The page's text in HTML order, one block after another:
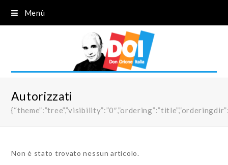
Menù
Autorizzati
Non è stato trovato nessun articolo.